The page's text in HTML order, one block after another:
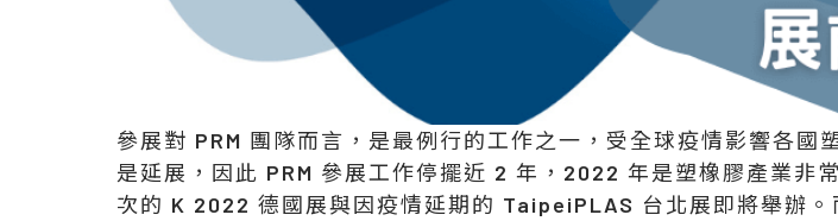
參展對 PRM 團隊而言，是最例行的工作之一，受全球疫情影響各國
是延展，因此 PRM 參展工作停擺近 2 年，2022 年是塑橡膠產業非
次的 K 2022 德國展與因疫情延期的 TaipeiPLAS 台北展即將舉辦。